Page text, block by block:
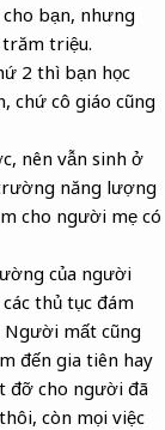
bạn, nhưng
trăm triệu.
2 thì bạn học
chứ cô giáo cũng
nên vẫn sinh ở
năng lượng
cho người mẹ có
của người
thủ tục đám
mất cũng
đến gia tiên hay
đỡ cho người đã
còn mọi việc